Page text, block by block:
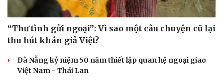
“Thư tình gửi ngoại”: Vì sao một câu chuyện cũ lại
thu hút khán giả Việt?
Đà Nẵng kỷ niệm 50 năm thiết lập quan hệ ngoại giao
Việt Nam - Thái Lan